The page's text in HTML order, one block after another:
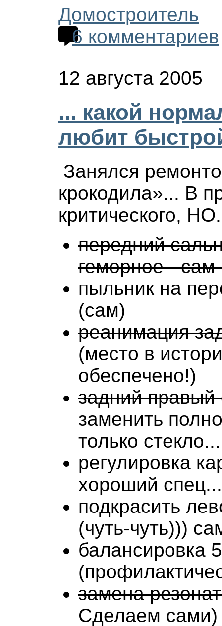
Домостроитель
6 комментариев
12 августа 2005
... какой
любит
Занялся
крокодила»... В
критического,
передний
геморное - сам
пыльник на
(сам)
реанимация
(место в
обеспечено!)
задний
заменить
только
регулировка
хороший
подкрасить
(чуть-чуть)))
балансировка
замена
Сделаем сами)